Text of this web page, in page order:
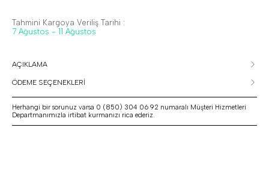
Tahmini Kargoya Veriliş Tarihi :
7 Ağustos - 11 Ağustos
AÇIKLAMA
ÖDEME SEÇENEKLERİ
Herhangi bir sorunuz varsa 0 (850) 304 06 92 numaralı Müşteri Hizmetleri
Departmanımızla irtibat kurmanızı rica ederiz.